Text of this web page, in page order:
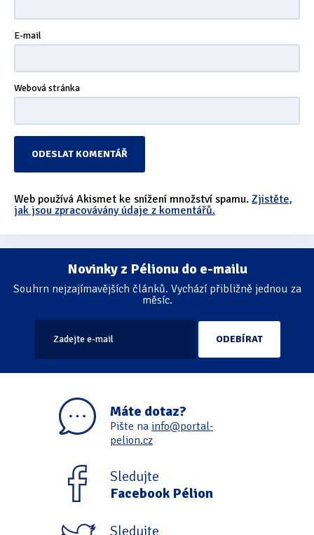
E-mail
Webová stránka
Web používá Akismet ke snížení množství spamu. Zjistěte,
jak jsou zpracovávány údaje z komentářů.
Novinky z Pélionu do e-mailu
Souhrn nejzajímavějších článků. Vychází přibližně jednou za
měsíc.
Máte dotaz?
Pište na info@portal-
pelion.cz
Sledujte
Facebook Pélion
Sledujte